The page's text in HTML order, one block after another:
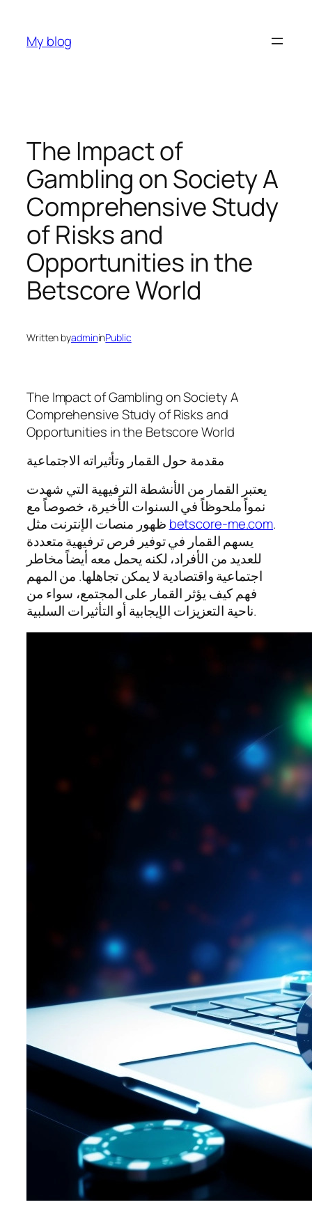
content
My blog
The Impact of
Gambling on Society A
Comprehensive Study
of Risks and
Opportunities in the
Betscore World
Written byadmininPublic
The Impact of Gambling on Society A
Comprehensive Study of Risks and
Opportunities in the Betscore World
مقدمة حول القمار وتأثيراته الاجتماعية
يعتبر القمار من الأنشطة الترفيهية التي شهدت
نمواً ملحوظاً في السنوات الأخيرة، خصوصاً مع
betscore-me.com.
يسهم القمار في توفير فرص ترفيهية متعددة
للعديد من الأفراد، لكنه يحمل معه أيضاً مخاطر
اجتماعية واقتصادية لا يمكن تجاهلها. من المهم
فهم كيف يؤثر القمار على المجتمع، سواء من
ناحية التعزيزات الإيجابية أو التأثيرات السلبية.